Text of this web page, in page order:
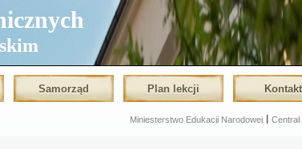
Samorząd Plan lekcji Kontakt
Miniesterstwo Edukacji Narodowej| Centralna Komisja